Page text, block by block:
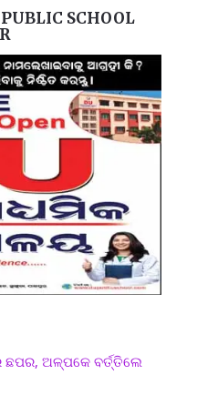
SCHOOL
ଛପର, ଅଳ୍ପକେ ବର୍ତ୍ତିଲେ